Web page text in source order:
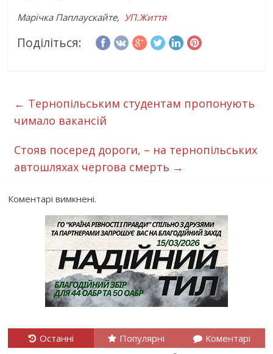
Марічка Паплаускайте, УП.Життя
Поділіться:
← Тернопільським студентам пропонують
чимало вакансій
Стояв посеред дороги, – на тернопільських
автошляхах чергова смерть →
Коментарі вимкнені.
Останні Популярні Коментарі